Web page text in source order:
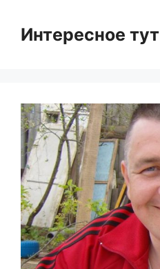
contentИнтересное тут